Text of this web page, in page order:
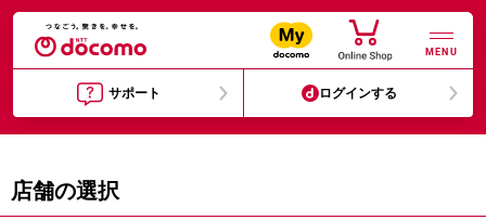
MENU
サポート ログインする
店舗の選択